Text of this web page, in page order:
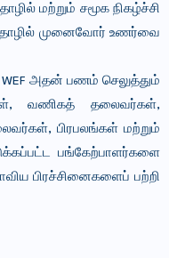
மற்றும் சமூக நிகழ்ச்சி
தொழில் முனைவோர் உணர்வை
அதன் பணம் செலுத்தும்
வணிகத் தலைவர்கள்,
பிரபலங்கள் மற்றும்
பங்கேற்பாளர்களை
பிரச்சினைகளைப் பற்றி